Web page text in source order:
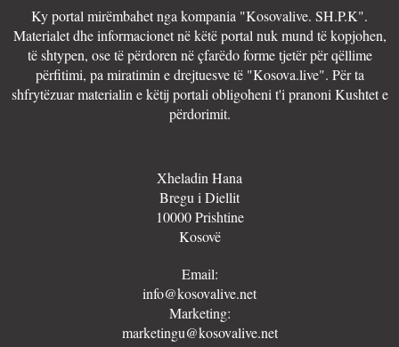
Ky portal mirëmbahet nga kompania "Kosovalive. SH.P.K".
Materialet dhe informacionet në këtë portal nuk mund të kopjohen,
të shtypen, ose të përdoren në çfarëdo forme tjetër për qëllime
përfitimi, pa miratimin e drejtuesve të "Kosova.live". Për ta
shfrytëzuar materialin e këtij portali obligoheni t'i pranoni Kushtet e
përdorimit.
Xheladin Hana
Bregu i Diellit
10000 Prishtine
Kosovë
Email:
info@kosovalive.net
Marketing:
marketingu@kosovalive.net